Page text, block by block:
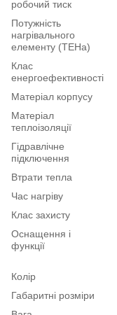
робочий тиск
Потужність
нагрівального
елементу (ТЕНа)
Клас
енергоефективності
Матеріал корпусу
Матеріал
теплоізоляції
Гідравлічне
підключення
Втрати тепла
Час нагріву
Клас захисту
Оснащення і
функції
Колір
Габаритні розміри